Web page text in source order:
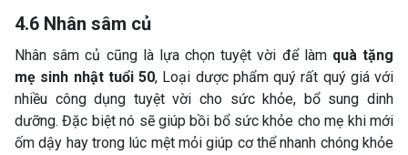
4.6 Nhân sâm củ
Nhân sâm củ cũng là lựa chọn tuyệt vời để làm quà tặng
mẹ sinh nhật tuổi 50, Loại dược phẩm quý rất quý giá với
nhiều công dụng tuyệt vời cho sức khỏe, bổ sung dinh
dưỡng. Đặc biệt nó sẽ giúp bồi bổ sức khỏe cho mẹ khi mới
ốm dậy hay trong lúc mệt mỏi giúp cơ thể nhanh chóng khỏe